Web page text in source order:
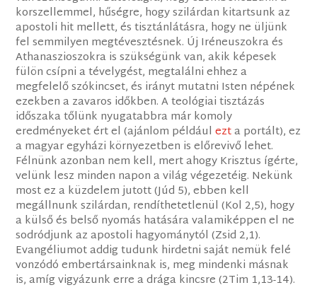
korszellemmel, hűségre, hogy szilárdan kitartsunk az
apostoli hit mellett, és tisztánlátásra, hogy ne üljünk
fel semmilyen megtévesztésnek. Új Iréneuszokra és
Athanaszioszokra is szükségünk van, akik képesek
fülön csípni a tévelygést, megtalálni ehhez a
megfelelő szókincset, és irányt mutatni Isten népének
ezekben a zavaros időkben. A teológiai tisztázás
időszaka tőlünk nyugatabbra már komoly
eredményeket ért el (ajánlom példáulezta portált), ez
a magyar egyházi környezetben is előrevivő lehet.
Félnünk azonban nem kell, mert ahogy Krisztus ígérte,
velünk lesz minden napon a világ végezetéig. Nekünk
most ez a küzdelem jutott (Júd 5), ebben kell
megállnunk szilárdan, rendíthetetlenül (Kol 2,5), hogy
a külső és belső nyomás hatására valamiképpen el ne
sodródjunk az apostoli hagyománytól (Zsid 2,1).
Evangéliumot addig tudunk hirdetni saját nemük felé
vonzódó embertársainknak is, meg mindenki másnak
is, amíg vigyázunk erre a drága kincsre (2Tim 1,13-14).